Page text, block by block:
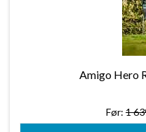
Amigo Hero
Før: 1